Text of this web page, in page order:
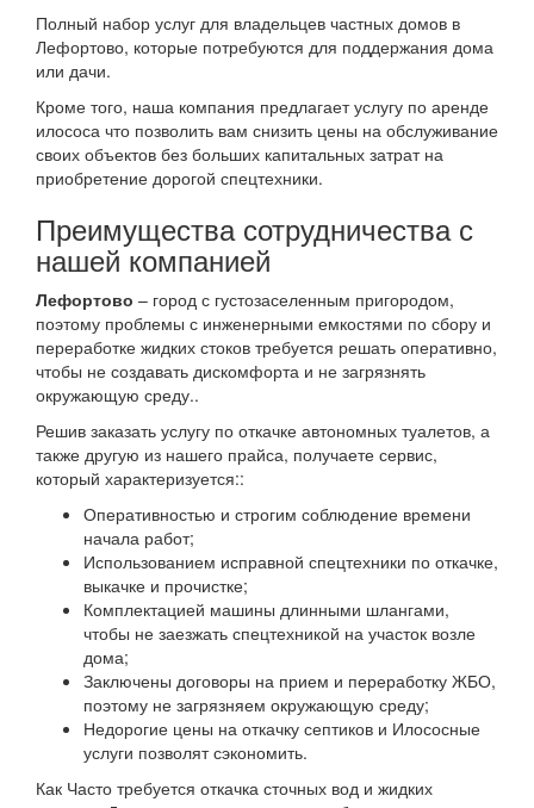
Полный набор услуг для владельцев частных домов в
Лефортово, которые потребуются для поддержания дома
или дачи.
Кроме того, наша компания предлагает услугу по аренде
илососа что позволить вам снизить цены на обслуживание
своих объектов без больших капитальных затрат на
приобретение дорогой спецтехники.
Преимущества сотрудничества с
нашей компанией
Лефортово – город с густозаселенным пригородом,
поэтому проблемы с инженерными емкостями по сбору и
переработке жидких стоков требуется решать оперативно,
чтобы не создавать дискомфорта и не загрязнять
окружающую среду..
Решив заказать услугу по откачке автономных туалетов, а
также другую из нашего прайса, получаете сервис,
который характеризуется::
Оперативностью и строгим соблюдение времени
начала работ;
Использованием исправной спецтехники по откачке,
выкачке и прочистке;
Комплектацией машины длинными шлангами,
чтобы не заезжать спецтехникой на участок возле
дома;
Заключены договоры на прием и переработку ЖБО,
поэтому не загрязняем окружающую среду;
Недорогие цены на откачку септиков и Илососные
услуги позволят сэкономить.
Как Часто требуется откачка сточных вод и жидких